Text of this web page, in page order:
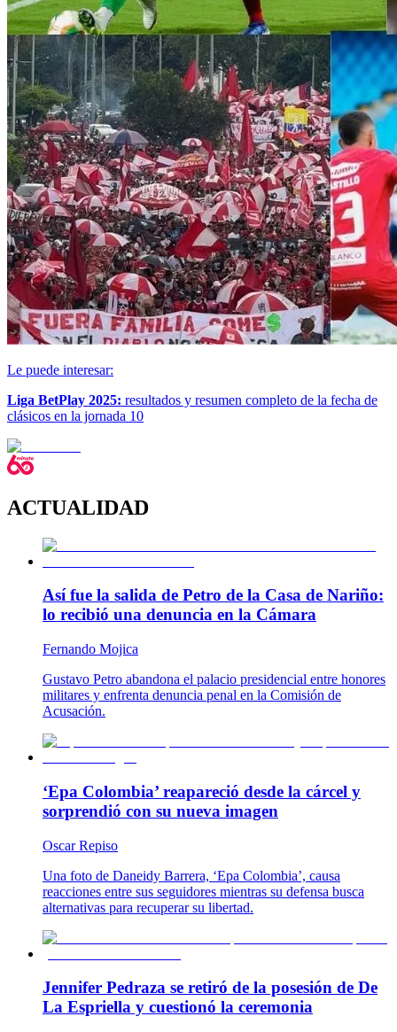
Le puede interesar:
Liga BetPlay 2025: resultados y resumen completo de la fecha de
clásicos en la jornada 10
ACTUALIDAD
Así fue la salida de Petro de la Casa de Nariño:
lo recibió una denuncia en la Cámara
Fernando Mojica
Gustavo Petro abandona el palacio presidencial entre honores
militares y enfrenta denuncia penal en la Comisión de
Acusación.
‘Epa Colombia’ reapareció desde la cárcel y
sorprendió con su nueva imagen
Oscar Repiso
Una foto de Daneidy Barrera, ‘Epa Colombia’, causa
reacciones entre sus seguidores mientras su defensa busca
alternativas para recuperar su libertad.
Jennifer Pedraza se retiró de la posesión de De
La Espriella y cuestionó la ceremonia